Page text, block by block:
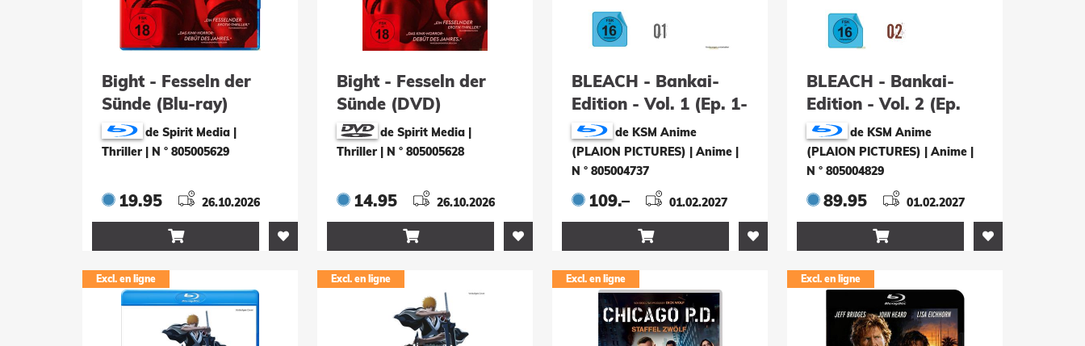
Bight - Fesseln der
Sünde (Blu-ray)
de Spirit Media |
Thriller | N ° 805005629
19.95 26.10.2026

Bight - Fesseln der
Sünde (DVD)
de Spirit Media |
Thriller | N ° 805005628
14.95 26.10.2026

BLEACH - Bankai-
Edition - Vol. 1 (Ep. 1-
109) (12 Blu-rays)
de KSM Anime
(PLAION PICTURES) | Anime |
N ° 805004737
109.– 01.02.2027

BLEACH - Bankai-
Edition - Vol. 2 (Ep.
110-189) (9 Blu-rays)
de KSM Anime
(PLAION PICTURES) | Anime |
N ° 805004829
89.95 01.02.2027

Excl. en ligne Excl. en ligne Excl. en ligne Excl. en ligne